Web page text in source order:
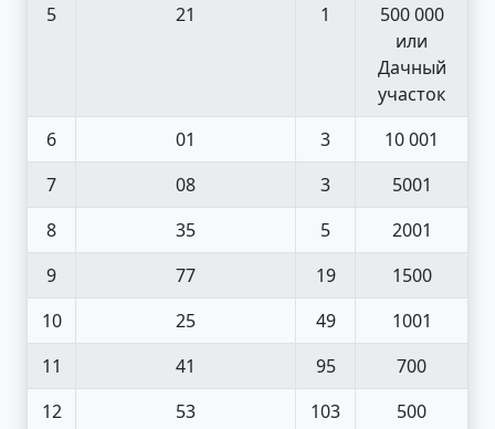
5
21 1
500 000
или
Дачный
участок
6
01 3
10 001
7
08 3
5001
8
35 5
2001
9
77 19
1500
10
25 49
1001
11
41 95
700
12
53 103
500